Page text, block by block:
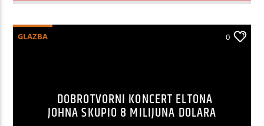
GLAZBA 0
DOBROTVORNI KONCERT ELTONA
JOHNA SKUPIO 8 MILIJUNA DOLARA